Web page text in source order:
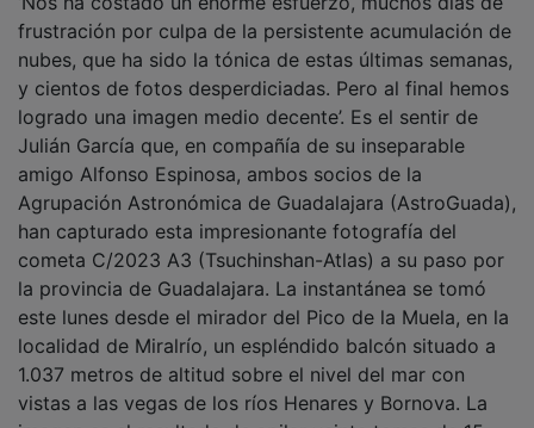
frustración por culpa de la persistente acumulación de
nubes, que ha sido la tónica de estas últimas semanas,
y cientos de fotos desperdiciadas. Pero al final hemos
logrado una imagen medio decente’. Es el sentir de
Julián García que, en compañía de su inseparable
amigo Alfonso Espinosa, ambos socios de la
Agrupación Astronómica de Guadalajara (AstroGuada),
han capturado esta impresionante fotografía del
cometa C/2023 A3 (Tsuchinshan-Atlas) a su paso por
la provincia de Guadalajara. La instantánea se tomó
este lunes desde el mirador del Pico de la Muela, en la
localidad de Miralrío, un espléndido balcón situado a
1.037 metros de altitud sobre el nivel del mar con
vistas a las vegas de los ríos Henares y Bornova. La
imagen es el resultado de apilar veinte tomas de 15